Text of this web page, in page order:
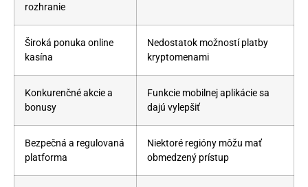
rozhranie
Široká ponuka online
kasína
Nedostatok možností platby
kryptomenami
Konkurenčné akcie a
bonusy
Funkcie mobilnej aplikácie sa
dajú vylepšiť
Bezpečná a regulovaná
platforma
Niektoré regióny môžu mať
obmedzený prístup